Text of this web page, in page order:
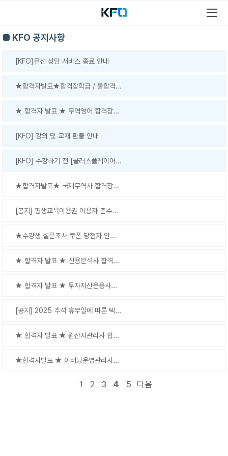
■ KFO 공지사항
[KFO]유선 상담 서비스 종료 안내
★합격자발표★합격장학금 / 불합격...
★ 합격자 발표 ★ 무역영어 합격장...
[KFO] 강의 및 교재 환불 안내
[KFO] 수강하기 전 [콜러스플레이어...
★합격자발표★ 국제무역사 합격장...
[공지] 평생교육이용권 이용자 준수...
★수강생 설문조사 쿠폰 당첨자 안...
★ 합격자 발표 ★ 신용분석사 합격...
★ 합격자 발표 ★ 투자자산운용사...
[공지] 2025 추석 휴무일에 따른 택...
★ 합격자 발표 ★ 원산지관리사 합...
★합격자발표 ★ 이러닝운영관리사...
1 2 3 4 5 다음